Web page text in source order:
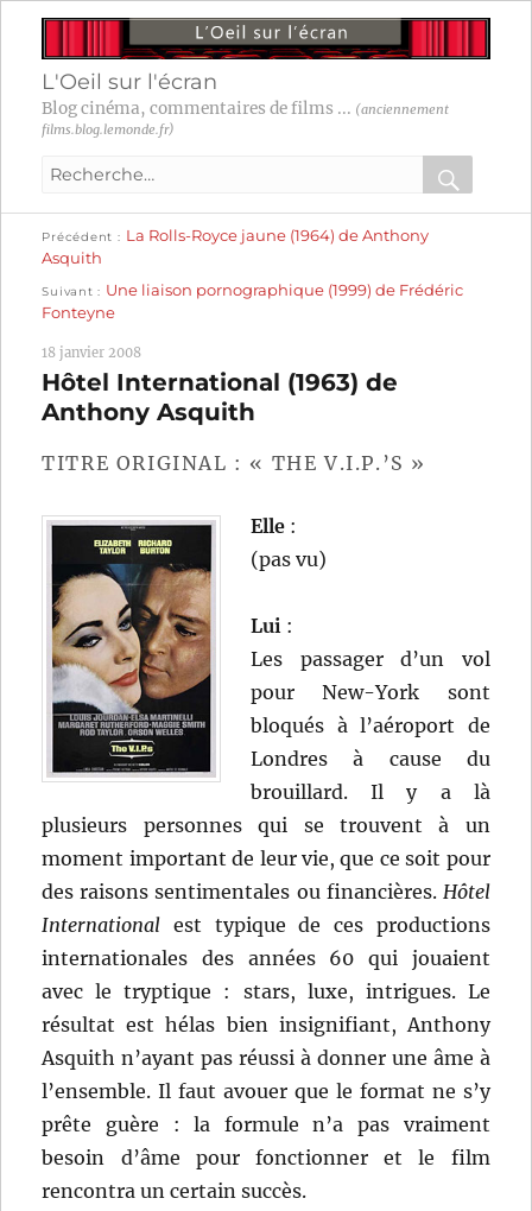
L'Oeil sur l'écran
Blog cinéma, commentaires de films ... (anciennement
films.blog.lemonde.fr)
Recherche
:
OK
Navigation
de
Précédent
précédente :
La Rolls-Royce jaune (1964) de Anthony
Asquith
Suivant
suivante :
Une liaison pornographique (1999) de Frédéric
Fonteyne
18 janvier 2008
Hôtel International (1963) de
Anthony Asquith
TITRE ORIGINAL : « THE V.I.P.’S »
Elle :
(pas vu)
Lui :
Les passager d’un vol
pour New-York sont
bloqués à l’aéroport de
Londres à cause du
brouillard. Il y a là
plusieurs personnes qui se trouvent à un
moment important de leur vie, que ce soit pour
des raisons sentimentales ou financières. Hôtel
International est typique de ces productions
internationales des années 60 qui jouaient
avec le tryptique : stars, luxe, intrigues. Le
résultat est hélas bien insignifiant, Anthony
Asquith n’ayant pas réussi à donner une âme à
l’ensemble. Il faut avouer que le format ne s’y
prête guère : la formule n’a pas vraiment
besoin d’âme pour fonctionner et le film
rencontra un certain succès.